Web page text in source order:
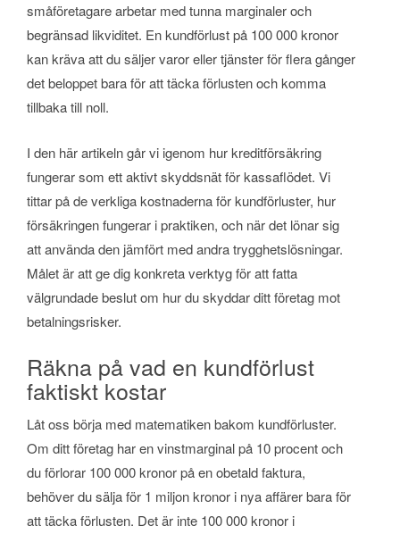
småföretagare arbetar med tunna marginaler och
begränsad likviditet. En kundförlust på 100 000 kronor
kan kräva att du säljer varor eller tjänster för flera gånger
det beloppet bara för att täcka förlusten och komma
tillbaka till noll.
I den här artikeln går vi igenom hur kreditförsäkring
fungerar som ett aktivt skyddsnät för kassaflödet. Vi
tittar på de verkliga kostnaderna för kundförluster, hur
försäkringen fungerar i praktiken, och när det lönar sig
att använda den jämfört med andra trygghetslösningar.
Målet är att ge dig konkreta verktyg för att fatta
välgrundade beslut om hur du skyddar ditt företag mot
betalningsrisker.
Räkna på vad en kundförlust
faktiskt kostar
Låt oss börja med matematiken bakom kundförluster.
Om ditt företag har en vinstmarginal på 10 procent och
du förlorar 100 000 kronor på en obetald faktura,
behöver du sälja för 1 miljon kronor i nya affärer bara för
att täcka förlusten. Det är inte 100 000 kronor i